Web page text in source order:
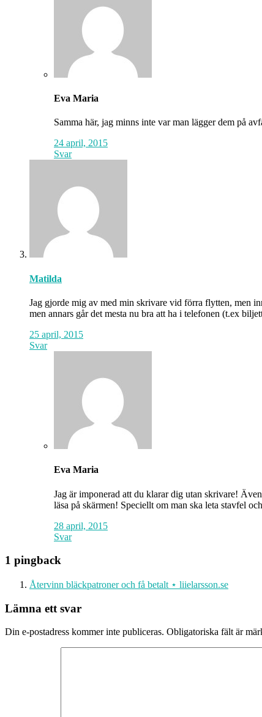
Eva Maria
Samma här, jag minns inte var man lägger dem på
24 april, 2015
Svar
Matilda
Jag gjorde mig av med min skrivare vid förra flytten, men
men annars går det mesta nu bra att ha i telefonen (t.ex
25 april, 2015
Svar
Eva Maria
Jag är imponerad att du klarar dig utan skrivare!
läsa på skärmen! Speciellt om man ska leta stavfel
28 april, 2015
Svar
1 pingback
Återvinn bläckpatroner och få betalt ⋆ liielarsson.se
Lämna ett svar
Din e-postadress kommer inte publiceras. Obligatoriska fält är